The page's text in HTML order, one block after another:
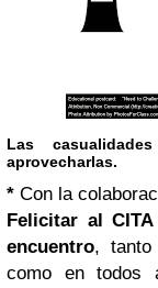
Las
aprovecharlas.
* Con la
Felicitar al
encuentro, tanto
como en todos